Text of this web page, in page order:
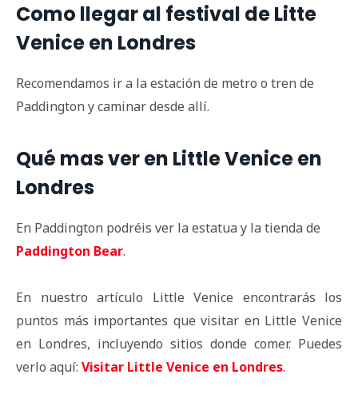
Como llegar al festival de Litte
Venice en Londres
Recomendamos ir a la estación de metro o tren de
Paddington y caminar desde allí.
Qué mas ver en Little Venice en
Londres
En Paddington podréis ver la estatua y la tienda de
Paddington Bear.
En nuestro artículo Little Venice encontrarás los
puntos más importantes que visitar en Little Venice
en Londres, incluyendo sitios donde comer. Puedes
verlo aquí: Visitar Little Venice en Londres.